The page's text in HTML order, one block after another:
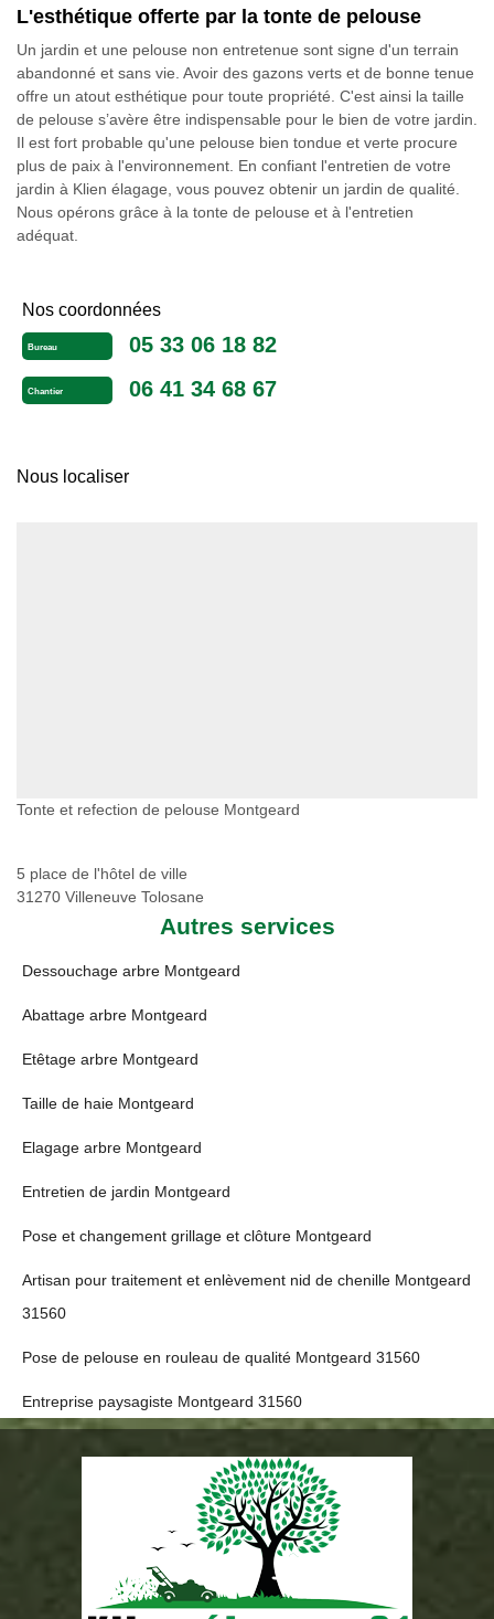
L'esthétique offerte par la tonte de pelouse
Un jardin et une pelouse non entretenue sont signe d'un terrain
abandonné et sans vie. Avoir des gazons verts et de bonne tenue
offre un atout esthétique pour toute propriété. C'est ainsi la taille
de pelouse s’avère être indispensable pour le bien de votre jardin.
Il est fort probable qu'une pelouse bien tondue et verte procure
plus de paix à l'environnement. En confiant l'entretien de votre
jardin à Klien élagage, vous pouvez obtenir un jardin de qualité.
Nous opérons grâce à la tonte de pelouse et à l'entretien
adéquat.
Nos coordonnées
Bureau 05 33 06 18 82
Chantier 06 41 34 68 67
Nous localiser
Tonte et refection de pelouse Montgeard
5 place de l'hôtel de ville
31270 Villeneuve Tolosane
Autres services
Dessouchage arbre Montgeard
Abattage arbre Montgeard
Etêtage arbre Montgeard
Taille de haie Montgeard
Elagage arbre Montgeard
Entretien de jardin Montgeard
Pose et changement grillage et clôture Montgeard
Artisan pour traitement et enlèvement nid de chenille Montgeard
31560
Pose de pelouse en rouleau de qualité Montgeard 31560
Entreprise paysagiste Montgeard 31560